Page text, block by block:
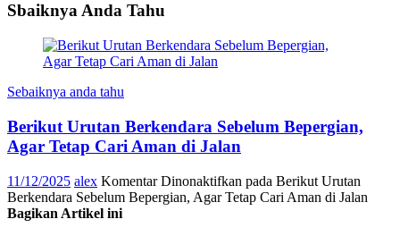
Sbaiknya Anda Tahu
Sebaiknya anda tahu
Berikut Urutan Berkendara Sebelum Bepergian,
Agar Tetap Cari Aman di Jalan
11/12/2025 alex Komentar Dinonaktifkan pada Berikut Urutan
Berkendara Sebelum Bepergian, Agar Tetap Cari Aman di Jalan
Bagikan Artikel ini